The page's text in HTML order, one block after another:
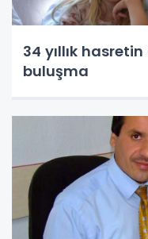
34 yıllık
buluşma